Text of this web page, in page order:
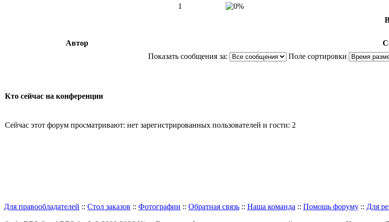
1
Автор
Показать сообщения за:
Поле сортировки
Кто сейчас на конференции
Сейчас этот форум просматривают: нет зарегистрированных пользователей и гости: 2
Для правообладателей :: Стол заказов :: Фотографии :: Обратная связь :: Наша команда :: Помощь форуму :: Для